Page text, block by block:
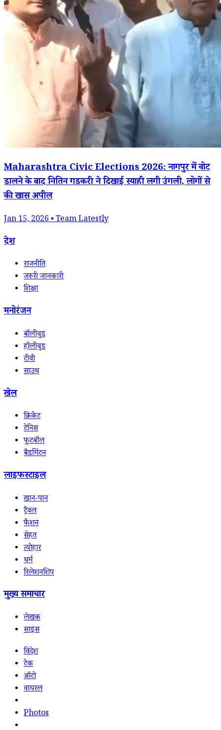
Maharashtra Civic Elections 2026: नागपुर में वोट
डालने के बाद नितिन गडकरी ने दिखाई स्याही लगी उंगली, लोगों से
की खास अपील
Jan 15, 2026 • Team Latestly
देश
राजनीति
जरुरी जानकारी
शिक्षा
मनोरंजन
बॉलीवुड
हॉलीवुड
टीवी
साउथ
खेल
क्रिकेट
टेनिस
फुटबॉल
बैडमिंटन
लाइफस्टाइल
खान-पान
ट्रैवल
फैशन
सेहत
त्योहार
धर्म
रिलेशनशिप
मुख्य समाचार
लेखक
साइंस
विदेश
टेक
ऑटो
वायरल
Photos